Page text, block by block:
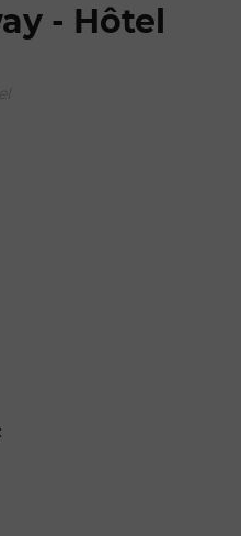
- Hôtel
de
pour Bar
Hôtel Ritz